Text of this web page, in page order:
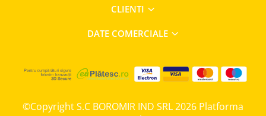
Torti
Biscuiti
CLIENTI
DATE COMERCIALE
©Copyright S.C BOROMIR IND SRL 2026 Platforma